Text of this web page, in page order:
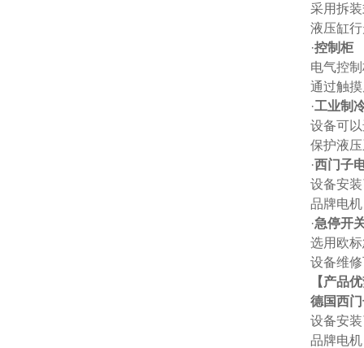
采用拆
液压缸
·控制柜
电气控
通过触
·工业制
设备可
保护液
·西门子
设备安
品牌电
·急停开
选用欧
设备维
【产品
德国西
设备安
品牌电